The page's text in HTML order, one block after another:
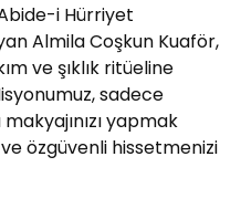
i Hürriyet
Almila Coşkun Kuaför,
ve şıklık ritüeline
sadece
yapmak
özgüvenli hissetmenizi